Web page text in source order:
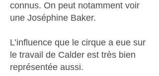
connus. On peut notamment voir
une Joséphine Baker.
L’influence que le cirque a eue sur
le travail de Calder est très bien
représentée aussi.